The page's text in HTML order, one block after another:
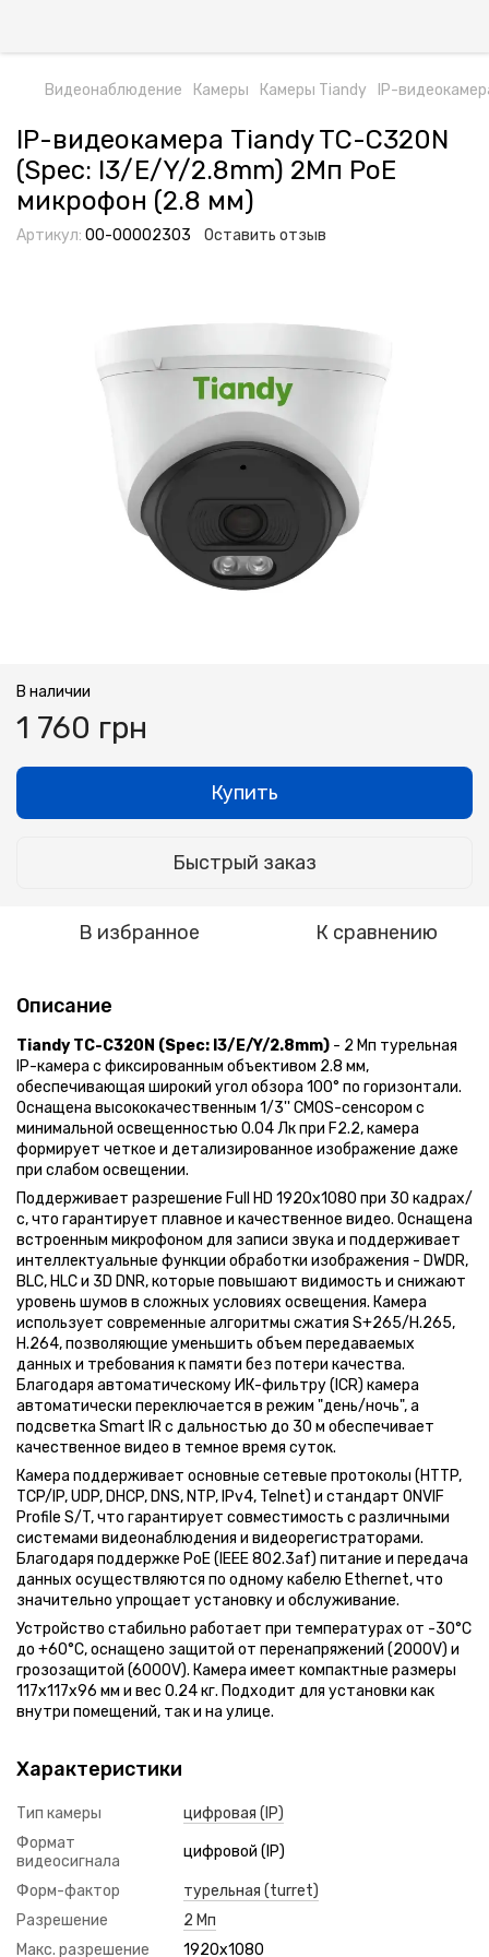
Видеонаблюдение Камеры Камеры Tiandy IP-
IP-видеокамера Tiandy TC-C320N
(Spec: I3/E/Y/2.8mm) 2Мп PoE
микрофон (2.8 мм)
Артикул: 00-00002303 Оставить отзыв
В наличии
1 760 грн
Купить
Быстрый заказ
В избранное К сравнению
Описание
Tiandy TC-C320N (Spec: I3/E/Y/2.8mm) - 2 Мп турельная
IP-камера с фиксированным объективом 2.8 мм,
обеспечивающая широкий угол обзора 100° по горизонтали.
Оснащена высококачественным 1/3'' CMOS-сенсором с
минимальной освещенностью 0.04 Лк при F2.2, камера
формирует четкое и детализированное изображение даже
при слабом освещении.
Поддерживает разрешение Full HD 1920x1080 при 30 кадрах/
с, что гарантирует плавное и качественное видео. Оснащена
встроенным микрофоном для записи звука и поддерживает
интеллектуальные функции обработки изображения - DWDR,
BLC, HLC и 3D DNR, которые повышают видимость и снижают
уровень шумов в сложных условиях освещения. Камера
использует современные алгоритмы сжатия S+265/H.265,
H.264, позволяющие уменьшить объем передаваемых
данных и требования к памяти без потери качества.
Благодаря автоматическому ИК-фильтру (ICR) камера
автоматически переключается в режим "день/ночь", а
подсветка Smart IR с дальностью до 30 м обеспечивает
качественное видео в темное время суток.
Камера поддерживает основные сетевые протоколы (HTTP,
TCP/IP, UDP, DHCP, DNS, NTP, IPv4, Telnet) и стандарт ONVIF
Profile S/T, что гарантирует совместимость с различными
системами видеонаблюдения и видеорегистраторами.
Благодаря поддержке PoE (IEEE 802.3af) питание и передача
данных осуществляются по одному кабелю Ethernet, что
значительно упрощает установку и обслуживание.
Устройство стабильно работает при температурах от -30°C
до +60°C, оснащено защитой от перенапряжений (2000V) и
грозозащитой (6000V). Камера имеет компактные размеры
117x117x96 мм и вес 0.24 кг. Подходит для установки как
внутри помещений, так и на улице.
Характеристики
Тип камеры
цифровая (IP)
Формат
видеосигнала
цифровой (IP)
Форм-фактор
турельная (turret)
Разрешение
2 Мп
Макс. разрешение
1920x1080